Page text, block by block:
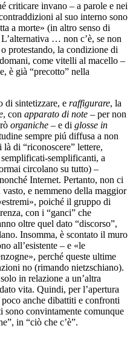
criticare invano – a parole e nei
al suo interno sono
a morte» (in altro senso di
… non c’è, se non
protestando, la condizione di
come vitelli al macello –
è già “precotto” nella
di sintetizzare, e raffigurare, la
, con apparato di note – per non
organiche – e di glosse in
sempre piú diffusa a non
là di “riconoscere” lettere,
semplificati-semplificanti, a
circolano su tutto) –
Internet. Pertanto, non ci
e nemmeno della maggior
poiché il gruppo di
con i “ganci” che
oltre quel dato “discorso”,
Insomma, è scontato il muro
all’esistente – e «le
perché queste ultime
no (rimando nietzschiano).
in relazione a un’altra
vita. Quindi, per l’apertura
anche dibattiti e confronti
convintamente comunque
in “ciò che c’è”.